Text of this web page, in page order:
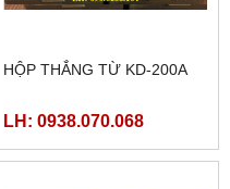
HỘP THẮNG TỪ KD-200A
LH: 0938.070.068